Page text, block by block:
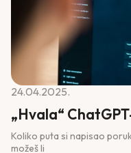
24.04.2025.
„Hvala“
Koliko puta si napisao
možeš li